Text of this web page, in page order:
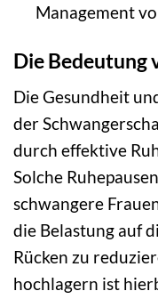
Management
Die Bedeutung
Die Gesundheit
der
durch effektive
Solche
schwangere
die Belastung auf
Rücken zu
hochlagern ist